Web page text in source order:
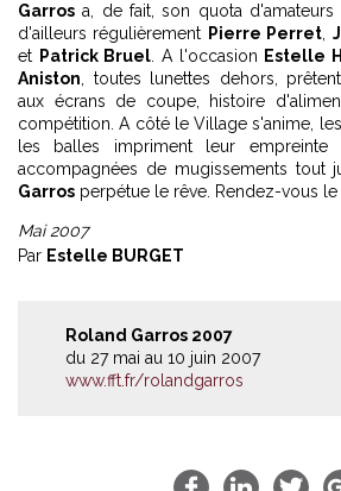
Garros a, de fait, son quota
d'ailleurs régulièrement Pierre Perret
et Patrick Bruel . A l'occasion Estelle
Aniston , toutes lunettes dehors,
aux écrans de coupe, histoire
compétition. A côté le Village s'anime, les
les balles impriment leur
accompagnées de mugissements tout
Garros perpétue le rêve. Rendez-vous le
Mai 2007
Par Estelle BURGET
Roland Garros 2007
du 27 mai au 10 juin 2007
www.fft.fr/rolandgarros